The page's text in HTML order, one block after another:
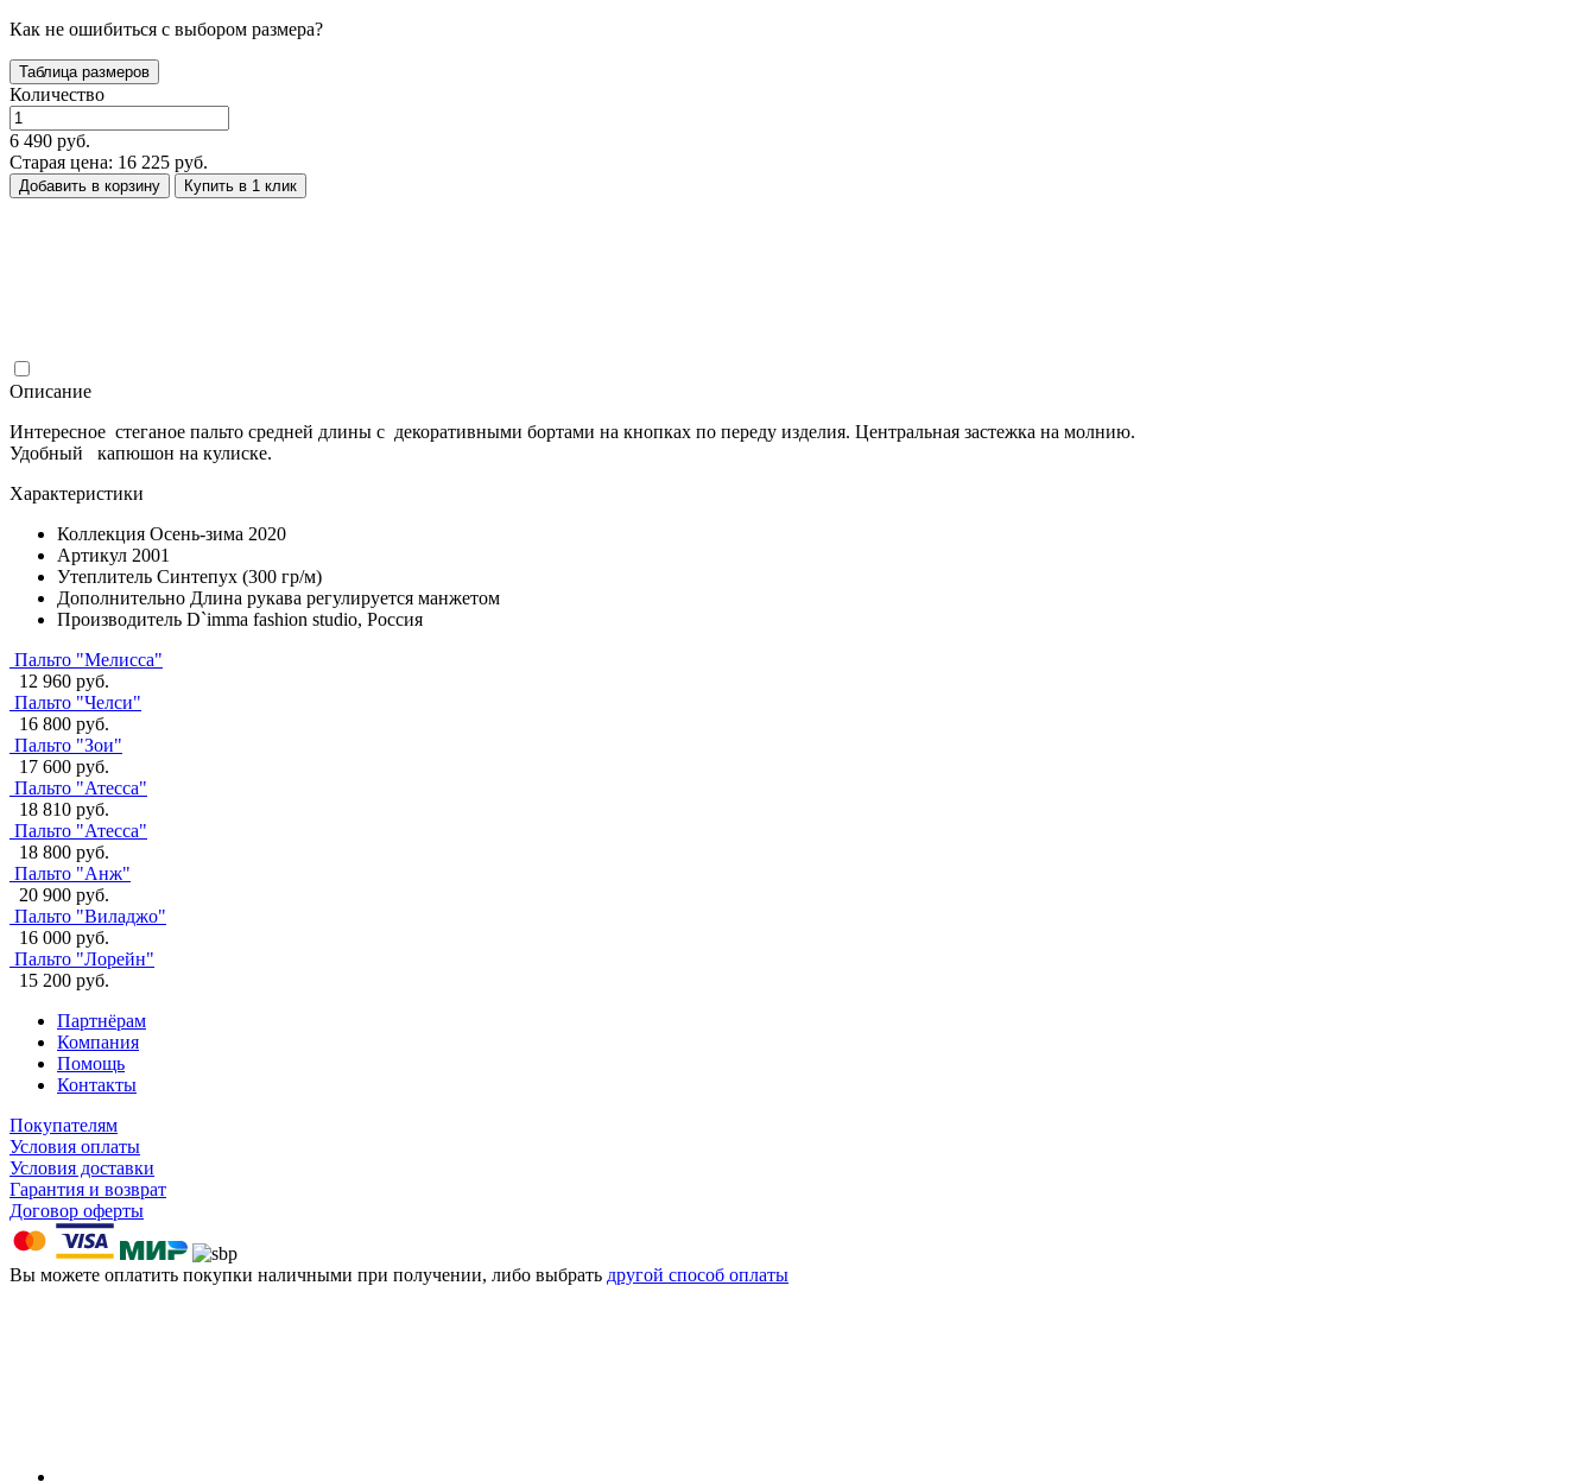
Как не ошибиться с выбором размера?
Таблица размеров
Количество
6 490 руб.
Старая цена: 16 225 руб.
Добавить в корзину Купить в 1 клик
Описание
Интересное стеганое пальто средней длины с декоративными бортами на кнопках по переду изделия. Центральная застежка на молнию.
Удобный капюшон на кулиске.
Характеристики
Коллекция Осень-зима 2020
Артикул 2001
Утеплитель Синтепух (300 гр/м)
Дополнительно Длина рукава регулируется манжетом
Производитель D`imma fashion studio, Россия
Пальто "Мелисса"
12 960 руб.
Пальто "Челси"
16 800 руб.
Пальто "Зои"
17 600 руб.
Пальто "Атесса"
18 810 руб.
Пальто "Атесса"
18 800 руб.
Пальто "Анж"
20 900 руб.
Пальто "Виладжо"
16 000 руб.
Пальто "Лорейн"
15 200 руб.
Партнёрам
Компания
Помощь
Контакты
Покупателям
Условия оплаты
Условия доставки
Гарантия и возврат
Договор оферты
Вы можете оплатить покупки наличными при получении, либо выбрать другой способ оплаты